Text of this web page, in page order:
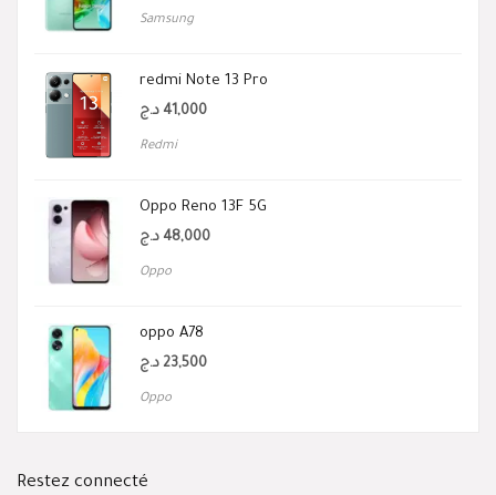
Samsung
redmi Note 13 Pro
41,000 د.ج
Redmi
Oppo Reno 13F 5G
48,000 د.ج
Oppo
oppo A78
23,500 د.ج
Oppo
Restez connecté